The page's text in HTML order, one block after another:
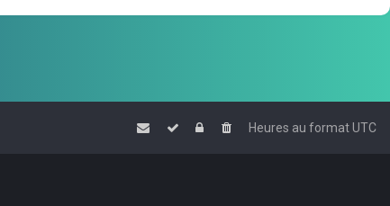
Heures au formatUTC